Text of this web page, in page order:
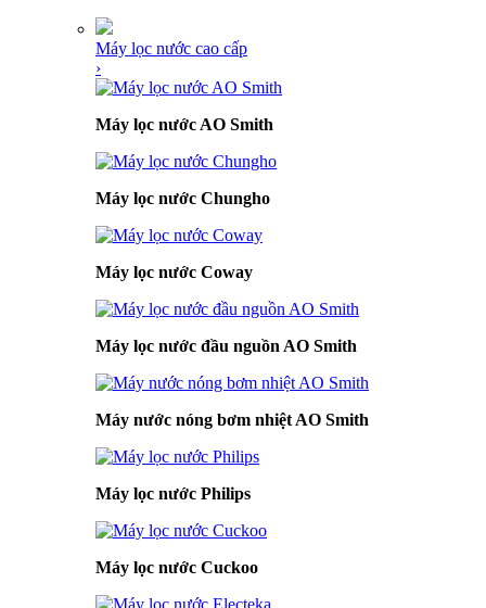
Máy lọc nước cao cấp
›
Máy lọc nước AO Smith
Máy lọc nước Chungho
Máy lọc nước Coway
Máy lọc nước đầu nguồn AO Smith
Máy nước nóng bơm nhiệt AO Smith
Máy lọc nước Philips
Máy lọc nước Cuckoo